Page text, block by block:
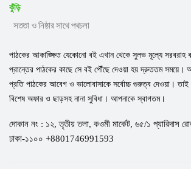
কুঁড়ি
সততা ও নিষ্ঠার সাথে পথচলা
পাঠকের আকাঙ্ক্ষিত যেকোনো বই এখান থেকে সুলভ মূল্যে সরবরাহ
প্রান্তের পাঠকের কাছে সে বই পৌঁছে দেওয়া হয় দ্রুততম সময়ে।
প্রতি পাঠকের আবেগ ও ভালোবাসাকে সর্বোচ্চ গুরুত্ব দেওয়া। তাই
বিশেষ অফার ও ছাড়সহ নানা সুবিধা। আপনাকে স্বাগতম।
দোকান নং : ১২, তৃতীয় তলা, কওমী মার্কেট, ৬৫/১ প্যারিদাস
ঢাকা-১১০০ +8801746991593